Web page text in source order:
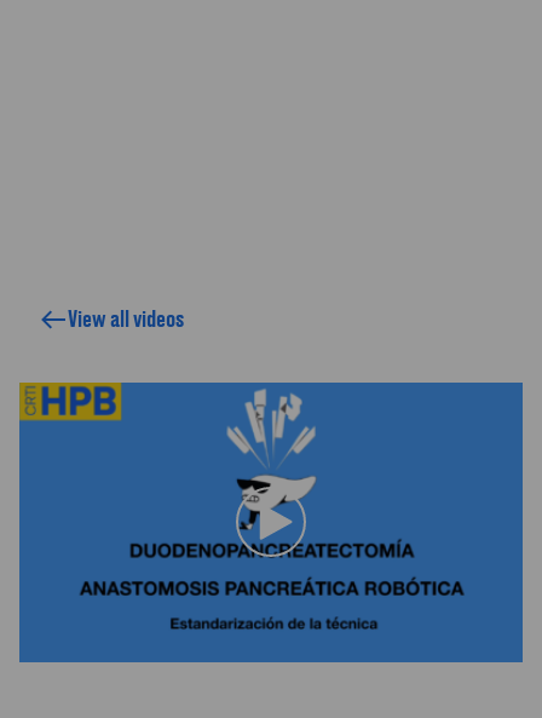
View all videos